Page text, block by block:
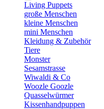
Living Puppets
große Menschen
kleine Menschen
mini Menschen
Kleidung & Zubehör
Tiere
Monster
Sesamstrasse
Wiwaldi & Co
Woozle Goozle
Quasselwürmer
Kissenhandpuppen